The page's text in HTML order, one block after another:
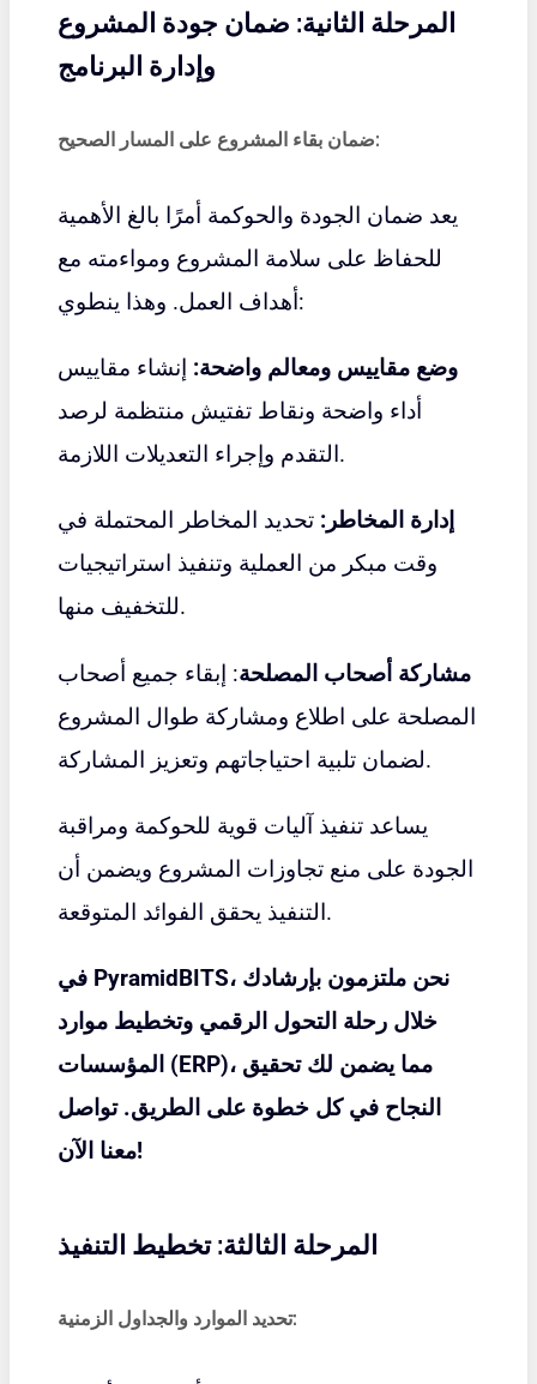
المرحلة الثانية: ضمان جودة المشروع
وإدارة البرنامج
ضمان بقاء المشروع على المسار الصحيح:
يعد ضمان الجودة والحوكمة أمرًا بالغ الأهمية
للحفاظ على سلامة المشروع ومواءمته مع
أهداف العمل. وهذا ينطوي:
وضع مقاييس ومعالم واضحة: إنشاء مقاييس
أداء واضحة ونقاط تفتيش منتظمة لرصد
التقدم وإجراء التعديلات اللازمة.
إدارة المخاطر: تحديد المخاطر المحتملة في
وقت مبكر من العملية وتنفيذ استراتيجيات
للتخفيف منها.
مشاركة أصحاب المصلحة: إبقاء جميع أصحاب
المصلحة على اطلاع ومشاركة طوال المشروع
لضمان تلبية احتياجاتهم وتعزيز المشاركة.
يساعد تنفيذ آليات قوية للحوكمة ومراقبة
الجودة على منع تجاوزات المشروع ويضمن أن
التنفيذ يحقق الفوائد المتوقعة.
في PyramidBITS، نحن ملتزمون بإرشادك
خلال رحلة التحول الرقمي وتخطيط موارد
المؤسسات (ERP)، مما يضمن لك تحقيق
النجاح في كل خطوة على الطريق. تواصل
معنا الآن!
المرحلة الثالثة: تخطيط التنفيذ
تحديد الموارد والجداول الزمنية: